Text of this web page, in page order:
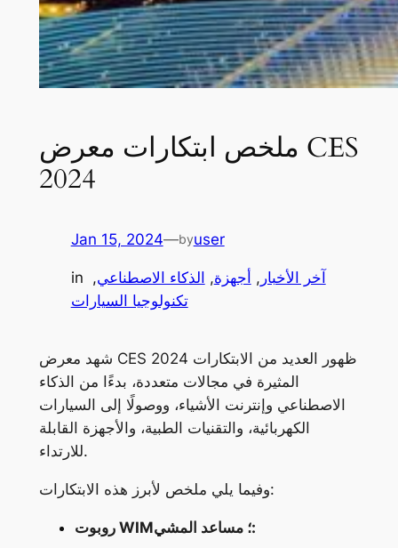
ملخص ابتكارات معرض CES
2024
Jan 15, 2024—byuser
in آخر الأخبار , أجهزة, الذكاء الاصطناعي,
تكنولوجيا السيارات
شهد معرض CES 2024 ظهور العديد من الابتكارات
المثيرة في مجالات متعددة، بدءًا من الذكاء
الاصطناعي وإنترنت الأشياء، ووصولًا إلى السيارات
الكهربائية، والتقنيات الطبية، والأجهزة القابلة
للارتداء.
وفيما يلي ملخص لأبرز هذه الابتكارات:
روبوت WIM؛ مساعد المشي: